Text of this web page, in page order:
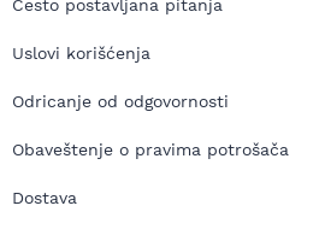
Često postavljana pitanja
Uslovi korišćenja
Odricanje od odgovornosti
Obaveštenje o pravima potrošača
Dostava